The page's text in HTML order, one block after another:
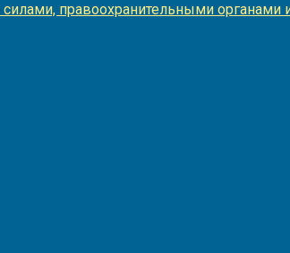
правоохранительными органами